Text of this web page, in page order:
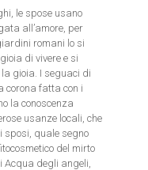
le spose usano
all’amore, per
romani lo si
di vivere e si
la gioia. I seguaci di
corona fatta con i
la conoscenza
usanze locali, che
sposi, quale segno
del mirto
Acqua degli angeli,